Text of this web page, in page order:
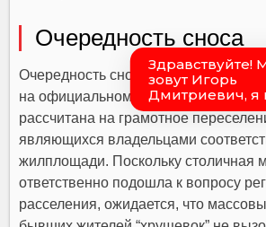
Очередность сноса
Очередность сноса устаревших
на официальном сайте городской
рассчитана на грамотное
являющихся владельцами
жилплощади. Поскольку столичная
ответственно подошла к вопросу
расселения, ожидается, что